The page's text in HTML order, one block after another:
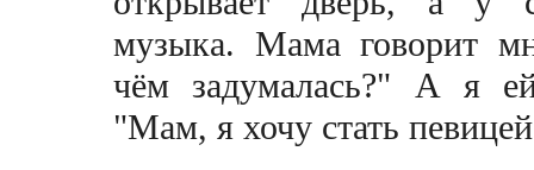
музыка. Мама говорит
чём задумалась?" А я
"Мам, я хочу стать